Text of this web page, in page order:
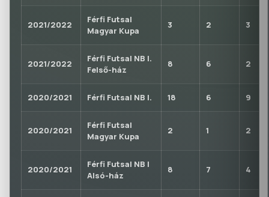
2021/2022
Férfi Futsal
Magyar Kupa
3 2 3
2021/2022
Férfi Futsal NB I.
Felső-ház
8 6 2
2020/2021 Férfi Futsal NB I. 18 6 9
2020/2021
Férfi Futsal
Magyar Kupa
2 1 2
2020/2021
Férfi Futsal NB I
Alsó-ház
8 7 4